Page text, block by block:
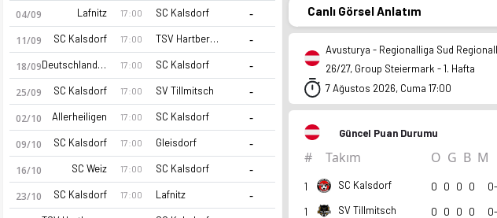
04/09 Lafnitz 17:00 SC Kalsdorf -
11/09 SC Kalsdorf 17:00 TSV Hartberg II -
18/09 Deutschlandsberger 17:00 SC Kalsdorf -
25/09 SC Kalsdorf 17:00 SV Tillmitsch -
02/10 Allerheiligen 17:00 SC Kalsdorf -
09/10 SC Kalsdorf 17:00 Gleisdorf -
16/10 SC Weiz 17:00 SC Kalsdorf -
23/10 SC Kalsdorf 17:00 Lafnitz -
Canlı Görsel Anlatım
Avusturya - Regionalliga Sud
26/27, Group Steiermark - 1. Hafta
7 Ağustos 2026, Cuma 17:00
Güncel Puan Durumu
# Takım O G B M
1 SC Kalsdorf 0 0 0 0
1
SV Tillmitsch 0 0 0 0